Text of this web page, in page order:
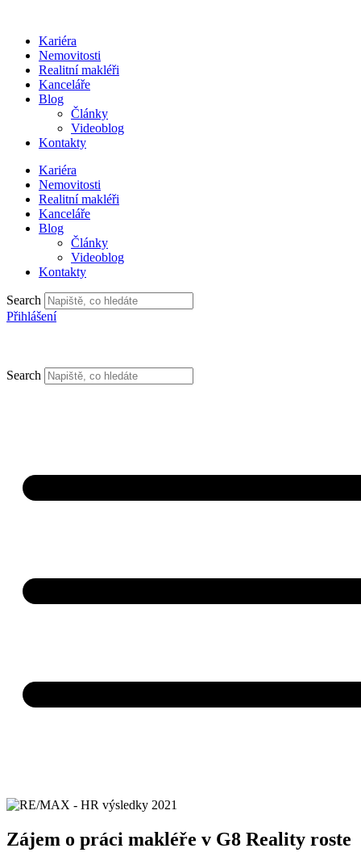
obsahuKariéra
Nemovitosti
Realitní makléři
Kanceláře
Blog
Články
Videoblog
Kontakty
Kariéra
Nemovitosti
Realitní makléři
Kanceláře
Blog
Články
Videoblog
Kontakty
Search
Přihlášení
Search
Zájem o práci makléře v G8 Reality roste